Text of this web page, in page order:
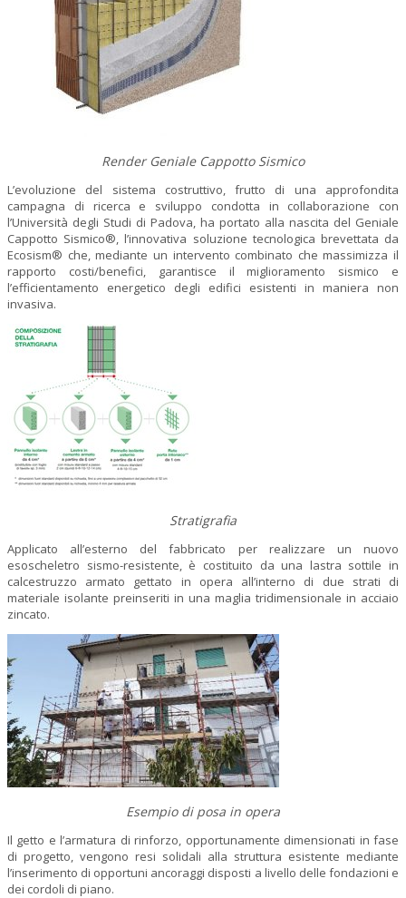
Render Geniale Cappotto Sismico
L’evoluzione del sistema costruttivo, frutto di una approfondita
campagna di ricerca e sviluppo condotta in collaborazione con
l’Università degli Studi di Padova, ha portato alla nascita del Geniale
Cappotto Sismico®, l’innovativa soluzione tecnologica brevettata da
Ecosism® che, mediante un intervento combinato che massimizza il
rapporto costi/benefici, garantisce il miglioramento sismico e
l’efficientamento energetico degli edifici esistenti in maniera non
invasiva.
Stratigrafia
Applicato all’esterno del fabbricato per realizzare un nuovo
esoscheletro sismo-resistente, è costituito da una lastra sottile in
calcestruzzo armato gettato in opera all’interno di due strati di
materiale isolante preinseriti in una maglia tridimensionale in acciaio
zincato.
Esempio di posa in opera
Il getto e l’armatura di rinforzo, opportunamente dimensionati in fase
di progetto, vengono resi solidali alla struttura esistente mediante
l’inserimento di opportuni ancoraggi disposti a livello delle fondazioni e
dei cordoli di piano.